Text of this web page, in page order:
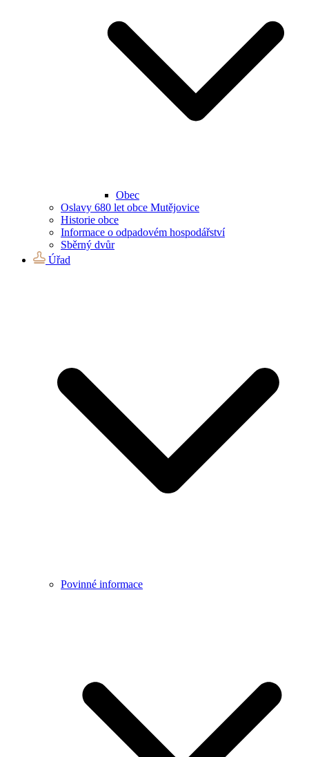
Obec
Oslavy 680 let obce Mutějovice
Historie obce
Informace o odpadovém hospodářství
Sběrný dvůr
Úřad
Povinné informace